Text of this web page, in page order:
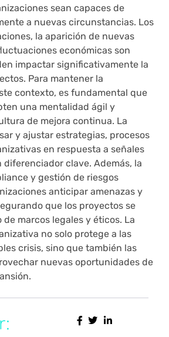
sean capaces de
a nuevas circunstancias. Los
la aparición de nuevas
económicas son
impactar significativamente la
Para mantener la
contexto, es fundamental que
una mentalidad ágil y
de mejora continua. La
y ajustar estrategias, procesos
en respuesta a señales
diferenciador clave. Además, la
y gestión de riesgos
anticipar amenazas y
que los proyectos se
marcos legales y éticos. La
no solo protege a las
crisis, sino que también las
nuevas oportunidades de